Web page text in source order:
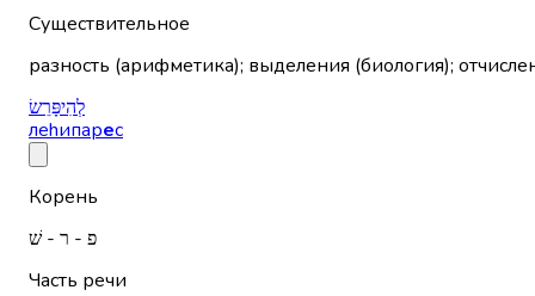
Существительное
разность (арифметика); выделения (биология);
לְהִיפָּרֵשׂ
леhипарес
Корень
פ - ר - שׁ
Часть речи